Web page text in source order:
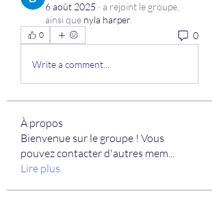
6 août 2025 · a rejoint le groupe,
ainsi que nyla harper
0 0
Write a comment...
À propos
Bienvenue sur le groupe ! Vous
pouvez contacter d'autres mem...
Lire plus